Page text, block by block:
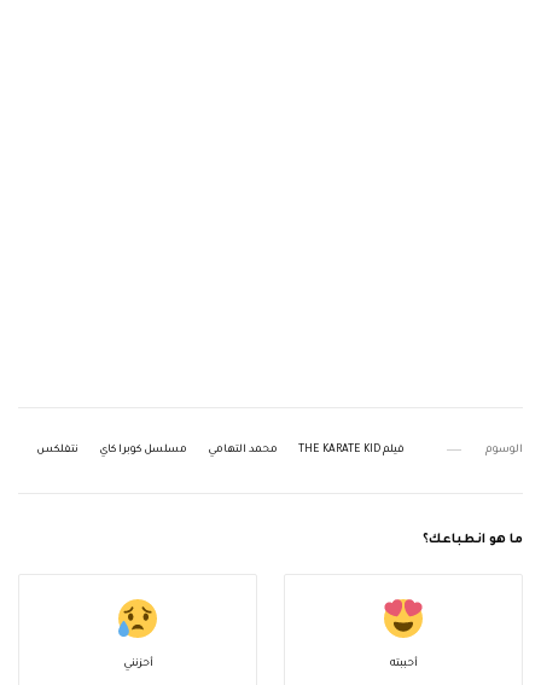
الوسوم فيلم THE KARATE KID محمد التهامي مسلسل كوبرا كاي نتفلكس
ما هو انطباعك؟
أحببته أحزنني